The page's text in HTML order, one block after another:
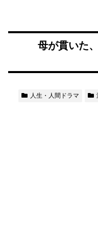
母が貫いた
人生・人間ドラマ